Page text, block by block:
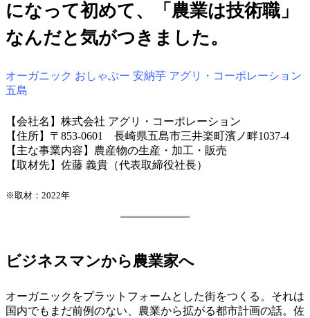
になって初めて、「農業は技術職」
なんだと気がつきました。
オーガニック おしゃぶー 安納芋 アグリ・コーポレーション
五島
【会社名】株式会社 アグリ・コーポレーション
【住所】〒853-0601 長崎県五島市三井楽町濱ノ畔1037-4
【主な事業内容】農産物の生産・加工・販売
【取材先】佐藤 義貴（代表取締役社長）
※取材：2022年
ビジネスマンから農業家へ
オーガニックをプラットフォームとした街をつくる。それは
国内でもまだ前例のない、農業から拡がる都市計画の話。佐